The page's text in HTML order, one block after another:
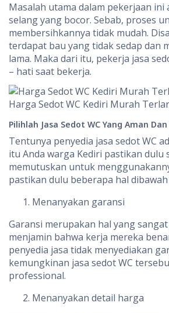
Masalah utama dalam pekerjaan ini
selang yang bocor. Sebab, proses
membersihkannya tidak mudah.
terdapat bau yang tidak sedap dan
lama. Maka dari itu, pekerja jasa
– hati saat bekerja.
Harga Sedot WC Kediri Murah
Pilihlah Jasa Sedot WC Yang Aman
Tentunya penyedia jasa sedot WC
itu Anda warga Kediri pastikan dulu
memutuskan untuk
pastikan dulu beberapa hal dibawah
Menanyakan garansi
Garansi merupakan hal yang
menjamin bahwa kerja mereka
penyedia jasa tidak menyediakan
kemungkinan jasa sedot WC
professional.
Menanyakan detail harga